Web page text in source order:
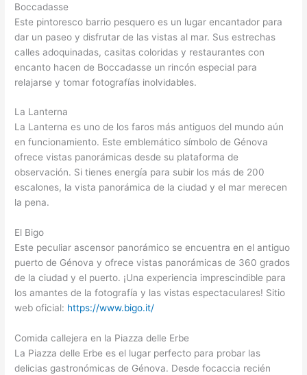
Boccadasse
Este pintoresco barrio pesquero es un lugar encantador para
dar un paseo y disfrutar de las vistas al mar. Sus estrechas
calles adoquinadas, casitas coloridas y restaurantes con
encanto hacen de Boccadasse un rincón especial para
relajarse y tomar fotografías inolvidables.
La Lanterna
La Lanterna es uno de los faros más antiguos del mundo aún
en funcionamiento. Este emblemático símbolo de Génova
ofrece vistas panorámicas desde su plataforma de
observación. Si tienes energía para subir los más de 200
escalones, la vista panorámica de la ciudad y el mar merecen
la pena.
El Bigo
Este peculiar ascensor panorámico se encuentra en el antiguo
puerto de Génova y ofrece vistas panorámicas de 360 grados
de la ciudad y el puerto. ¡Una experiencia imprescindible para
los amantes de la fotografía y las vistas espectaculares! Sitio
web oficial: https://www.bigo.it/
Comida callejera en la Piazza delle Erbe
La Piazza delle Erbe es el lugar perfecto para probar las
delicias gastronómicas de Génova. Desde focaccia recién